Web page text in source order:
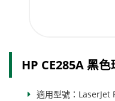
HP CE285A 黑
適用型號：